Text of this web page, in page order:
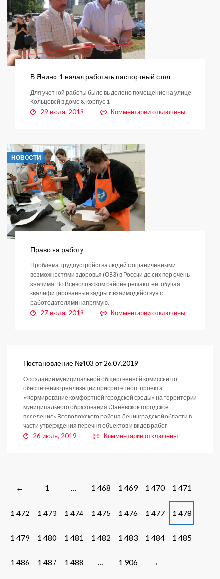
В Янино-1 начал работать паспортный стол
Для учетной работы было выделено помещение на улице
Кольцевой в доме 8, корпус 1.
29 июля, 2019 Комментариикотключены
НОВОСТИ
Право на работу
Проблема трудоустройства людей с ограниченными
возможностями здоровья (ОВЗ) в России до сих пор очень
значима. Во Всеволожском районе решают ее, обучая
квалифицированные кадры и взаимодействуя с
работодателями напрямую.
27 июля, 2019 Комментариикотключены
Постановление №403 от 26.07.2019
О создании муниципальной общественной комиссии по
обеспечению реализации приоритетного проекта
«Формирование комфортной городской среды» на территории
муниципального образования «Заневское городское
поселение» Всеволожского района Ленинградской области в
части утверждения перечня объектов и видов работ
26 июля, 2019 Комментариик
26.07.2019
отключены
Posts
navigation
← 1 … 1 468 1 469 1 470 1 471
1 472 1 473 1 474 1 475 1 476 1 477 1 478
1 479 1 480 1 481 1 482 1 483 1 484 1 485
1 486 1 487 1 488 … 1 906 →